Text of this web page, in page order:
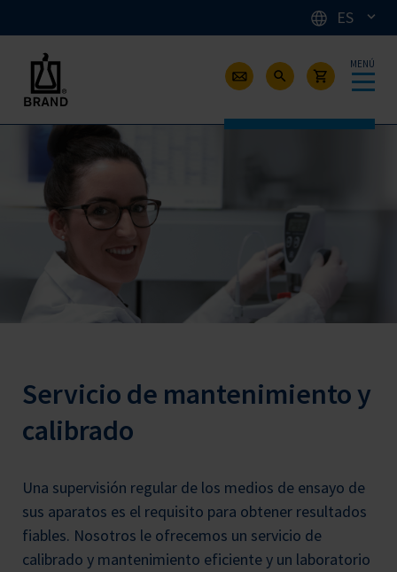
ES
MENÚ
Servicio de mantenimiento y
calibrado
Una supervisión regular de los medios de ensayo de
sus aparatos es el requisito para obtener resultados
fiables. Nosotros le ofrecemos un servicio de
calibrado y mantenimiento eficiente y un laboratorio